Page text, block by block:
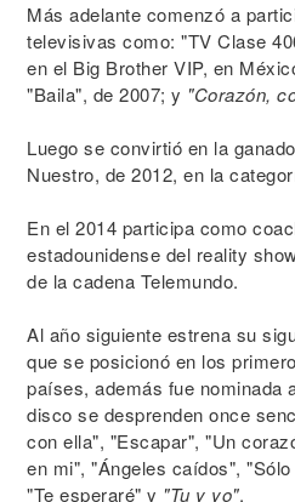
Más adelante comenzó a
televisivas como: "TV Clase
en el Big Brother VIP, en
"Baila", de 2007; y "Corazón,
Luego se convirtió en la
Nuestro, de 2012, en la
En el 2014 participa como
estadounidense del reality
de la cadena Telemundo.
Al año siguiente estrena su
que se posicionó en los
países, además fue nominada
disco se desprenden once
con ella", "Escapar", "Un
en mi", "Ángeles caídos",
"Te esperaré" y "Tu y yo".